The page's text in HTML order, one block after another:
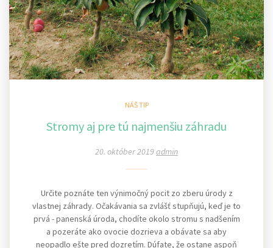
NÁŠ TIP
Stromy aj pre tú najmenšiu záhradu
20. október 2019admin
Určite poznáte ten výnimočný pocit zo zberu úrody z
vlastnej záhrady. Očakávania sa zvlášť stupňujú, keď je to
prvá - panenská úroda, chodíte okolo stromu s nadšením
a pozeráte ako ovocie dozrieva a obávate sa aby
neopadlo ešte pred dozretím. Dúfate, že ostane aspoň